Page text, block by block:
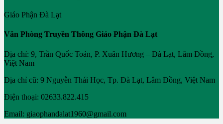
Giáo Phận Đà Lạt
Văn Phòng Truyền Thông Giáo Phận Đà Lạt
Địa chỉ: 9, Trần Quốc Toản, P. Xuân Hương – Đà Lạt, Lâm Đồng,
Việt Nam
Địa chỉ cũ: 9 Nguyễn Thái Học, Tp. Đà Lạt, Lâm Đồng, Việt Nam
Điện thoại: 02633.822.415
Email: giaophandalat1960@gmail.com